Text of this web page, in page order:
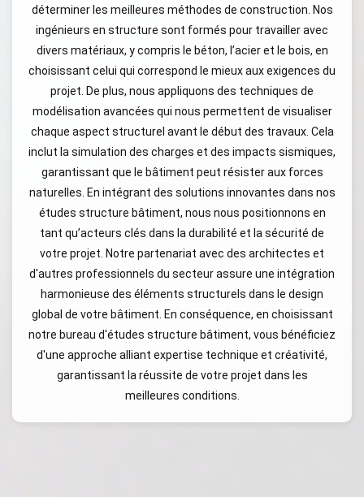
déterminer les meilleures méthodes de construction. Nos
ingénieurs en structure sont formés pour travailler avec
divers matériaux, y compris le béton, l’acier et le bois, en
choisissant celui qui correspond le mieux aux exigences du
projet. De plus, nous appliquons des techniques de
modélisation avancées qui nous permettent de visualiser
chaque aspect structurel avant le début des travaux. Cela
inclut la simulation des charges et des impacts sismiques,
garantissant que le bâtiment peut résister aux forces
naturelles. En intégrant des solutions innovantes dans nos
études structure bâtiment, nous nous positionnons en
tant qu’acteurs clés dans la durabilité et la sécurité de
votre projet. Notre partenariat avec des architectes et
d'autres professionnels du secteur assure une intégration
harmonieuse des éléments structurels dans le design
global de votre bâtiment. En conséquence, en choisissant
notre bureau d'études structure bâtiment, vous bénéficiez
d'une approche alliant expertise technique et créativité,
garantissant la réussite de votre projet dans les
meilleures conditions.